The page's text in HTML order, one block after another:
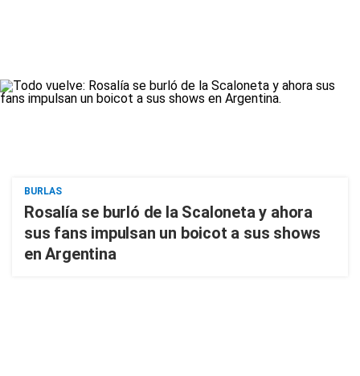
BURLAS
Rosalía se burló de la Scaloneta y ahora
sus fans impulsan un boicot a sus shows
en Argentina